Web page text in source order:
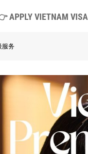
APPLY VIETNAM VISA
服务